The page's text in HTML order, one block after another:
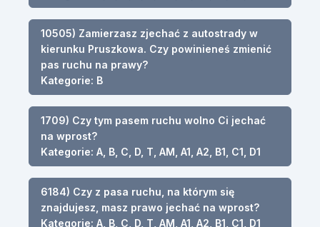
10505) Zamierzasz zjechać z autostrady w
kierunku Pruszkowa. Czy powinieneś zmienić
pas ruchu na prawy?
Kategorie: B
1709) Czy tym pasem ruchu wolno Ci jechać
na wprost?
Kategorie: A, B, C, D, T, AM, A1, A2, B1, C1, D1
6184) Czy z pasa ruchu, na którym się
znajdujesz, masz prawo jechać na wprost?
Kategorie: A, B, C, D, T, AM, A1, A2, B1, C1, D1